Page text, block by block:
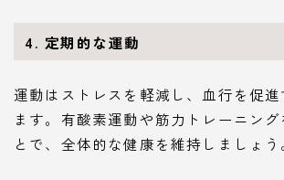
4. 定期的な運動
運動はストレスを軽減し、血行を促進
ます。有酸素運動や筋力トレーニン
とで、全体的な健康を維持しましょう